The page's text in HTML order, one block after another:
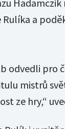
a
odvedli pro
mistrů
ze hry,“